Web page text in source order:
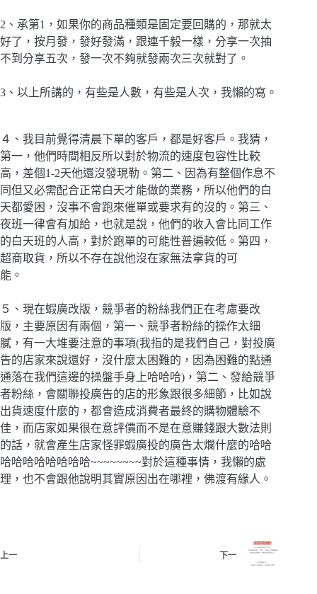
2、承第1，如果你的商品種類是固定要回購的，那就太
好了，按月發，發好發滿，跟連千毅一樣，分享一次抽
不到分享五次，發一次不夠就發兩次三次就對了。
3、以上所講的，有些是人數，有些是人次，我懶的寫。
４、我目前覺得清晨下單的客戶，都是好客戶。我猜，
第一，他們時間相反所以對於物流的速度包容性比較
高，差個1-2天他還沒發現勒。第二、因為有整個作息不
同但又必需配合正常白天才能做的業務，所以他們的白
天都愛困，沒事不會跑來催單或要求有的沒的。第三、
夜班一律會有加給，也就是說，他們的收入會比同工作
的白天班的人高，對於跑單的可能性普遍較低。第四，
超商取貨，所以不存在說他沒在家無法拿貨的可
能。
５、現在蝦廣改版，競爭者的粉絲我們正在考慮要改
版，主要原因有兩個，第一、競爭者粉絲的操作太細
膩，有一大堆要注意的事項(我指的是我們自己，對投廣
告的店家來說還好，沒什麼太困難的，因為困難的點通
通落在我們這邊的操盤手身上哈哈哈)，第二、發給競爭
者粉絲，會關聯投廣告的店的形象跟很多細節，比如說
出貨速度什麼的，都會造成消費者最終的購物體驗不
佳，而店家如果很在意評價而不是在意賺錢跟大數法則
的話，就會產生店家怪罪蝦廣投的廣告太爛什麼的哈哈
哈哈哈哈哈哈哈哈~~~~~~~~對於這種事情，我懶的處
理，也不會跟他說明其實原因出在哪裡，佛渡有緣人。
上一 下一